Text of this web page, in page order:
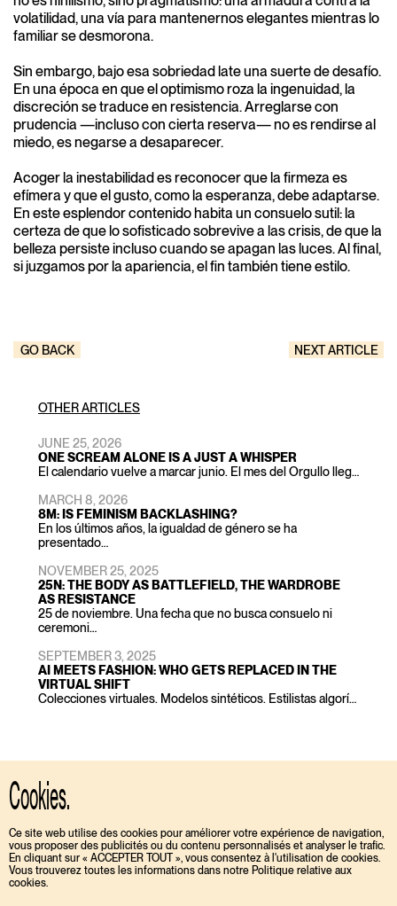
Cookies.
Ce site web utilise des cookies pour améliorer votre expérience de navigation,
vous proposer des publicités ou du contenu personnalisés et analyser le trafic.
En cliquant sur « ACCEPTER TOUT », vous consentez à l'utilisation de cookies.
Vous trouverez toutes les informations dans notre Politique relative aux
cookies.
volatilidad, una vía para mantenernos elegantes mientras lo
familiar se desmorona.
Sin embargo, bajo esa sobriedad late una suerte de desafío.
En una época en que el optimismo roza la ingenuidad, la
discreción se traduce en resistencia. Arreglarse con
prudencia —incluso con cierta reserva— no es rendirse al
miedo, es negarse a desaparecer.
Acoger la inestabilidad es reconocer que la firmeza es
efímera y que el gusto, como la esperanza, debe adaptarse.
En este esplendor contenido habita un consuelo sutil: la
certeza de que lo sofisticado sobrevive a las crisis, de que la
belleza persiste incluso cuando se apagan las luces. Al final,
si juzgamos por la apariencia, el fin también tiene estilo.
GO BACK NEXT ARTICLE
OTHER ARTICLES
JUNE 25, 2026
ONE SCREAM ALONE IS A JUST A WHISPER
El calendario vuelve a marcar junio. El mes del Orgullo lleg…
MARCH 8, 2026
8M: IS FEMINISM BACKLASHING?
En los últimos años, la igualdad de género se ha
presentado…
NOVEMBER 25, 2025
25N: THE BODY AS BATTLEFIELD, THE WARDROBE
AS RESISTANCE
25 de noviembre. Una fecha que no busca consuelo ni
ceremoni…
SEPTEMBER 3, 2025
AI MEETS FASHION: WHO GETS REPLACED IN THE
VIRTUAL SHIFT
Colecciones virtuales. Modelos sintéticos. Estilistas algorí…
TIKTOK
INSTAGRAM
ESPAÑOL